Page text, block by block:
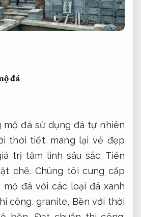
đá
mộ đá sử dụng đá tự nhiên
thời tiết. mang lại vẻ đẹp
trị tâm linh sâu sắc. Tiến
chẽ. Chúng tôi cung cấp
mộ đá với các loại đá xanh
công. granite, Bền với thời